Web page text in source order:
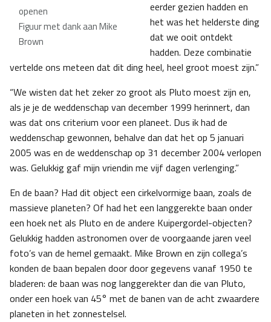
openen
Figuur met dank aan Mike
Brown
eerder gezien hadden en
het was het helderste ding
dat we ooit ontdekt
hadden. Deze combinatie
vertelde ons meteen dat dit ding heel, heel groot moest zijn.”
“We wisten dat het zeker zo groot als Pluto moest zijn en,
als je je de weddenschap van december 1999 herinnert, dan
was dat ons criterium voor een planeet. Dus ik had de
weddenschap gewonnen, behalve dan dat het op 5 januari
2005 was en de weddenschap op 31 december 2004 verlopen
was. Gelukkig gaf mijn vriendin me vijf dagen verlenging.”
En de baan? Had dit object een cirkelvormige baan, zoals de
massieve planeten? Of had het een langgerekte baan onder
een hoek net als Pluto en de andere Kuipergordel-objecten?
Gelukkig hadden astronomen over de voorgaande jaren veel
foto’s van de hemel gemaakt. Mike Brown en zijn collega’s
konden de baan bepalen door door gegevens vanaf 1950 te
bladeren: de baan was nog langgerekter dan die van Pluto,
onder een hoek van 45° met de banen van de acht zwaardere
planeten in het zonnestelsel.